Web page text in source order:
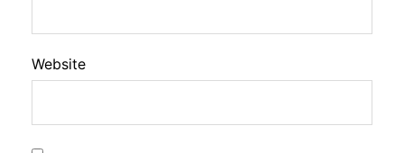
Website